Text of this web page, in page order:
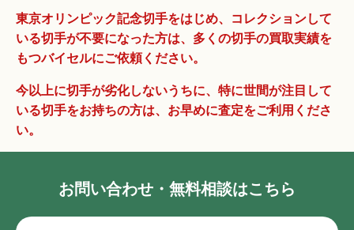
東京オリンピック記念切手をはじめ、コレクションして
いる切手が不要になった方は、多くの切手の買取実績を
もつバイセルにご依頼ください。
今以上に切手が劣化しないうちに、特に世間が注目して
いる切手をお持ちの方は、お早めに査定をご利用くださ
い。
お問い合わせ・無料相談はこちら